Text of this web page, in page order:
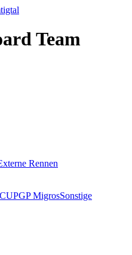
Team
Rennen
GP MigrosSonstige